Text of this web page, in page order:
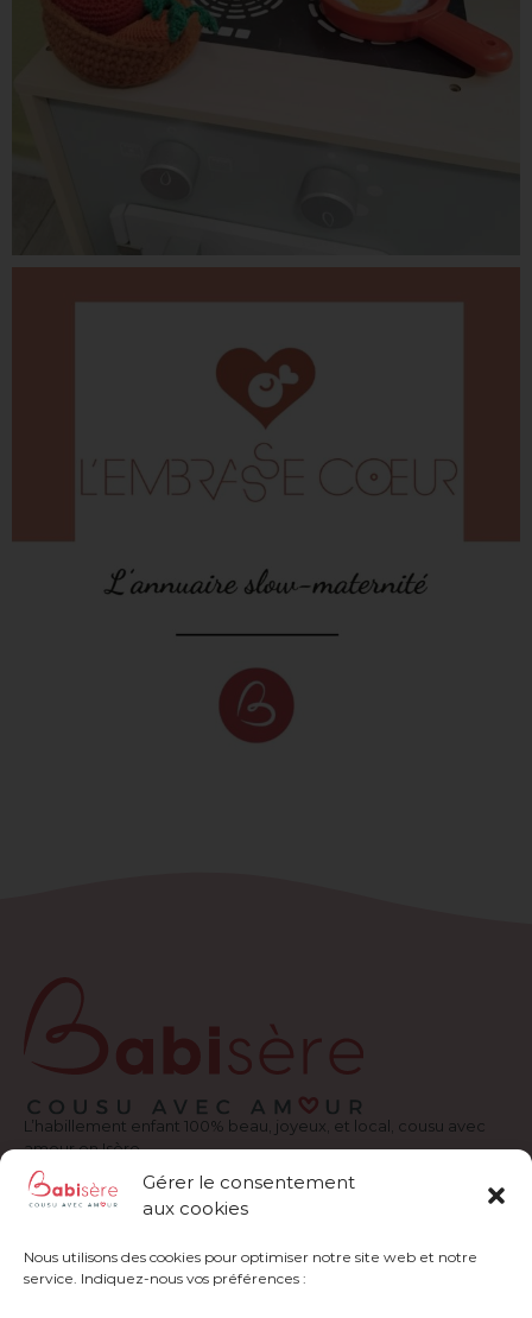
Gérer le consentement
aux cookies
Nous utilisons des cookies pour optimiser notre site web et notre
service. Indiquez-nous vos préférences :
L’habillement enfant 100% beau, joyeux, et local, cousu avec
amour en Isère.
Où nous trouver ?
20 Rue de Pacalaire, 38170 Seyssinet-Pariset
Formulaire de contact